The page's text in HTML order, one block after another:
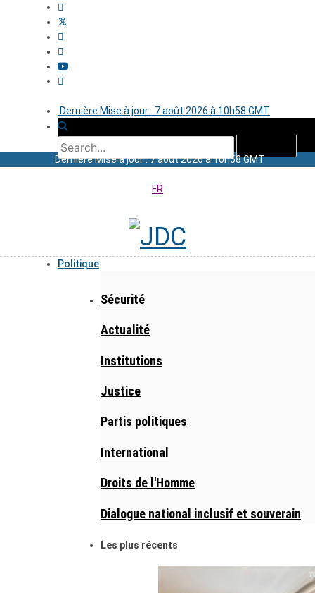
Dernière Mise à jour : 7 août 2026 à 10h58 GMT
Dernière Mise à jour : 7 août 2026 à 10h58 GMT
FR
Politique
Sécurité
Actualité
Institutions
Justice
Partis politiques
International
Droits de l'Homme
Dialogue national inclusif et souverain
Les plus récents